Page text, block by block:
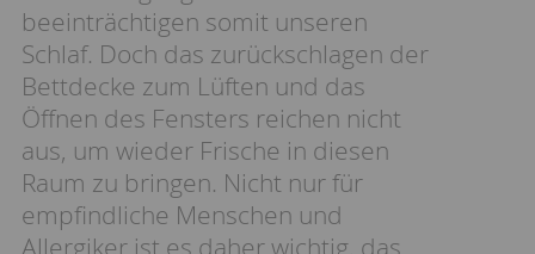
beeinträchtigen somit unseren
Schlaf. Doch das zurückschlagen der
Bettdecke zum Lüften und das
Öffnen des Fensters reichen nicht
aus, um wieder Frische in diesen
Raum zu bringen. Nicht nur für
empfindliche Menschen und
Allergiker ist es daher wichtig, das